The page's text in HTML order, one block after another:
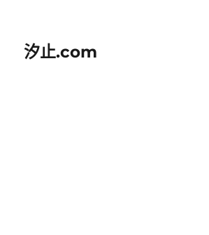
汐止.com